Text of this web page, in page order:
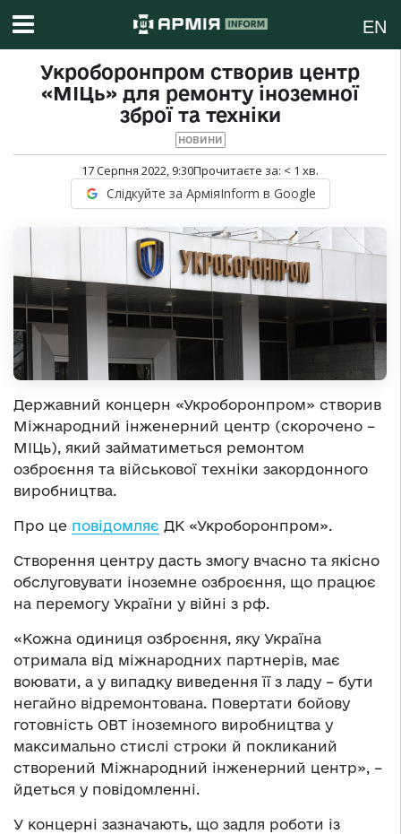
EN
Укроборонпром створив центр
«МІЦь» для ремонту іноземної
зброї та техніки
НОВИНИ
17 Серпня 2022, 9:30Прочитаєте за: < 1 хв.
Слідкуйте за АрміяInform в Google
Державний концерн «Укроборонпром» створив
Міжнародний інженерний центр (скорочено –
МІЦь), який займатиметься ремонтом
озброєння та військової техніки закордонного
виробництва.
Про це повідомляє ДК «Укроборонпром».
Створення центру дасть змогу вчасно та якісно
обслуговувати іноземне озброєння, що працює
на перемогу України у війні з рф.
«Кожна одиниця озброєння, яку Україна
отримала від міжнародних партнерів, має
воювати, а у випадку виведення її з ладу – бути
негайно відремонтована. Повертати бойову
готовність ОВТ іноземного виробництва у
максимально стислі строки й покликаний
створений Міжнародний інженерний центр», –
йдеться у повідомленні.
У концерні зазначають, що задля роботи із